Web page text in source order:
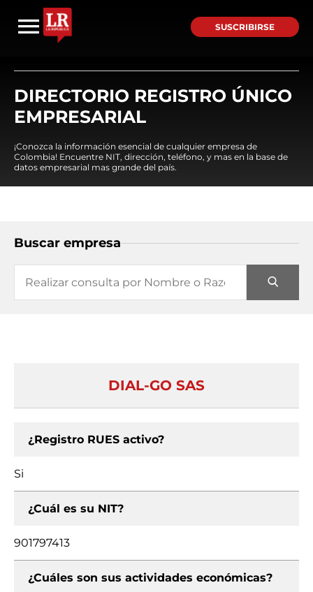
SUSCRIBIRSE
DIRECTORIO REGISTRO ÚNICO
EMPRESARIAL
¡Conozca la información esencial de cualquier empresa de
Colombia! Encuentre NIT, dirección, teléfono, y mas en la base de
datos empresarial mas grande del país.
Buscar empresa
DIAL-GO SAS
¿Registro RUES activo?
Si
¿Cuál es su NIT?
901797413
¿Cuáles son sus actividades económicas?